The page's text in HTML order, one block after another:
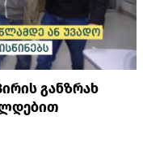
განზრახ